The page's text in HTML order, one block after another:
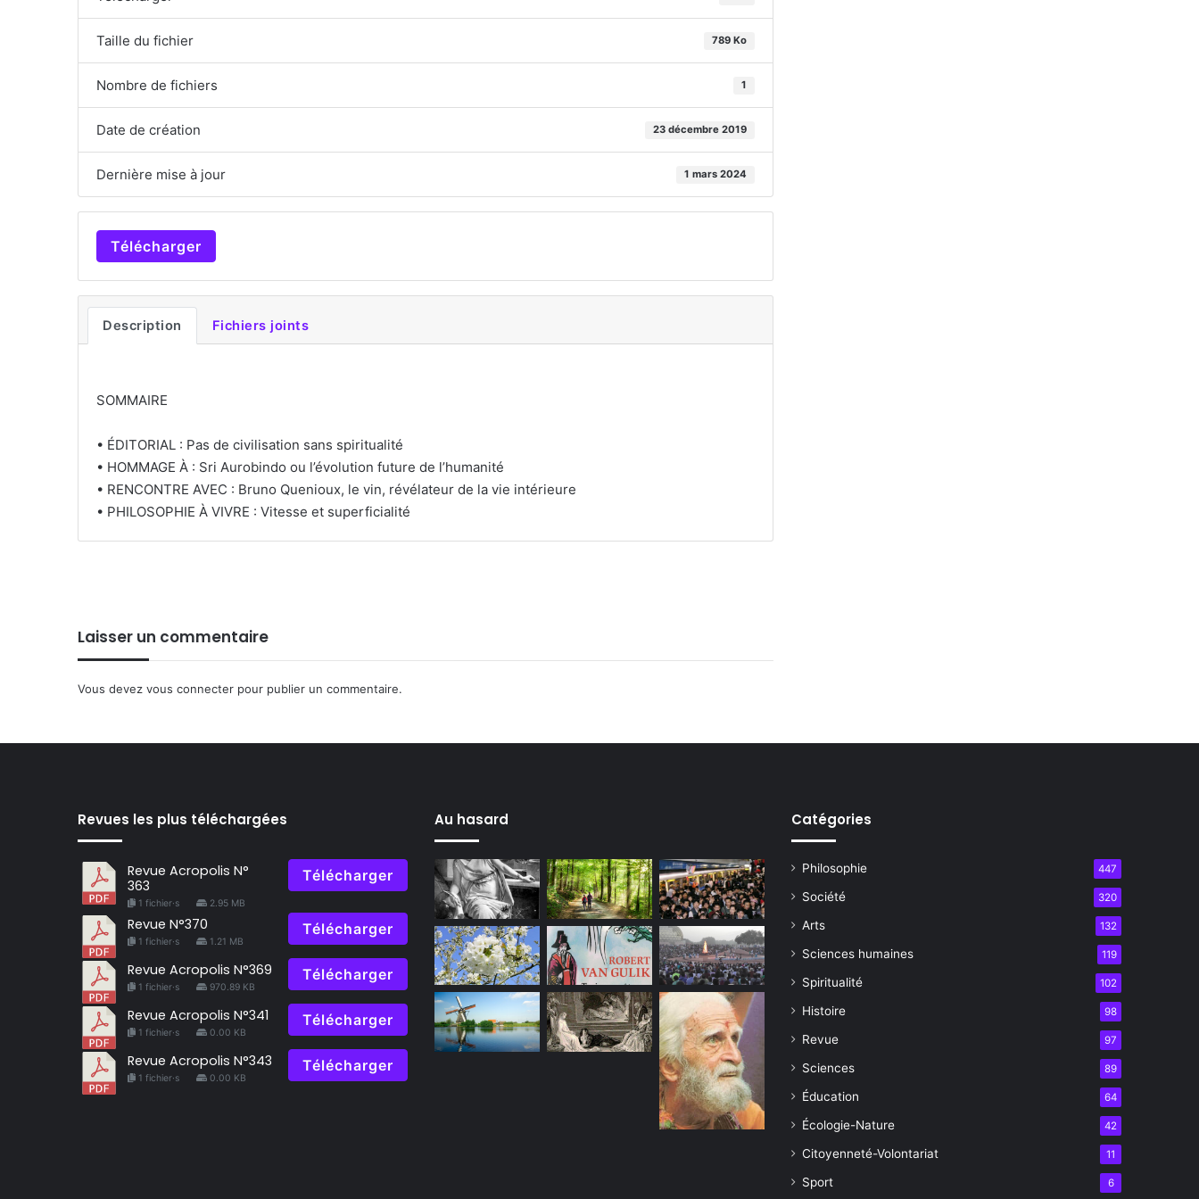
Taille du fichier 789 Ko
Nombre de fichiers 1
Date de création 23 décembre 2019
Dernière mise à jour 1 mars 2024
Télécharger
Description Fichiers joints
SOMMAIRE
• ÉDITORIAL : Pas de civilisation sans spiritualité
• HOMMAGE À : Sri Aurobindo ou l’évolution future de l’humanité
• RENCONTRE AVEC : Bruno Quenioux, le vin, révélateur de la vie intérieure
• PHILOSOPHIE À VIVRE : Vitesse et superficialité
Laisser un commentaire
Vous devez vous connecter pour publier un commentaire.
Revues les plus téléchargées
Revue Acropolis N°
363
1 fichier·s 2.95 MB
Télécharger
Revue N°370
1 fichier·s 1.21 MB
Télécharger
Revue Acropolis N°369
1 fichier·s 970.89 KB
Télécharger
Revue Acropolis N°341
1 fichier·s 0.00 KB
Télécharger
Revue Acropolis N°343
1 fichier·s 0.00 KB
Télécharger
Au hasard Catégories
Philosophie 447
Société 320
Arts 132
Sciences humaines 119
Spiritualité 102
Histoire 98
Revue 97
Sciences 89
Éducation 64
Écologie-Nature 42
Citoyenneté-Volontariat 11
Sport 6